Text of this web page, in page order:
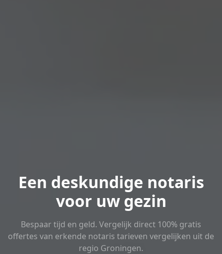
Een deskundige notaris
voor uw gezin
Bespaar tijd en geld. Vergelijk direct 100% gratis
offertes van erkende notaris tarieven vergelijken uit de
regio Groningen.